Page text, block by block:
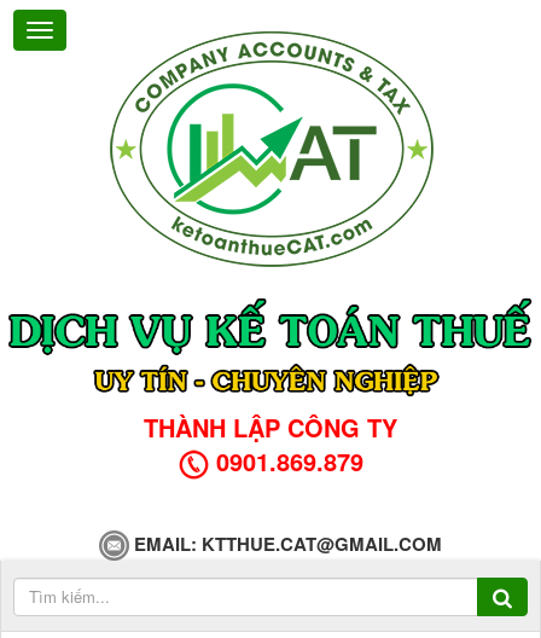
THÀNH LẬP CÔNG TY
0901.869.879
EMAIL: KTTHUE.CAT@GMAIL.COM